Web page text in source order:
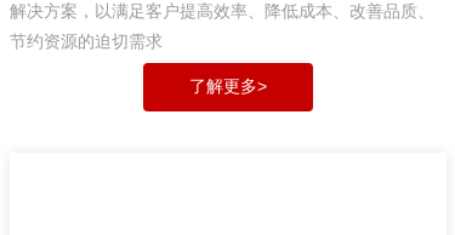
了解更多>
解决方案，以满足客户提高效率、降低成本、改善品质、
节约资源的迫切需求